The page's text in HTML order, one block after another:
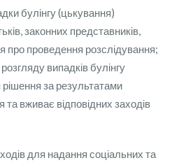
булінгу (цькування)
законних представників,
про проведення розслідування;
випадків булінгу
за результатами
та вживає відповідних заходів
для надання соціальних та